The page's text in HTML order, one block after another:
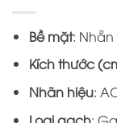
Bề mặt:
Kích thước
Nhãn hiệu:
Loại gạch: